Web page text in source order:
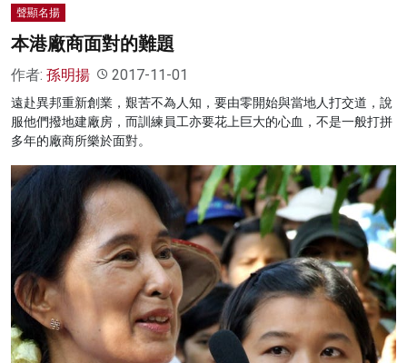
聲顯名揚
本港廠商面對的難題
作者: 孫明揚 2017-11-01
遠赴異邦重新創業，艱苦不為人知，要由零開始與當地人打交道，說
服他們撥地建廠房，而訓練員工亦要花上巨大的心血，不是一般打拼
多年的廠商所樂於面對。